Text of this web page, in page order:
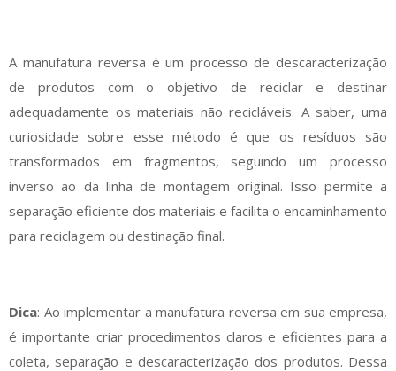
A manufatura reversa é um processo de descaracterização
de produtos com o objetivo de reciclar e destinar
adequadamente os materiais não recicláveis. A saber, uma
curiosidade sobre esse método é que os resíduos são
transformados em fragmentos, seguindo um processo
inverso ao da linha de montagem original. Isso permite a
separação eficiente dos materiais e facilita o encaminhamento
para reciclagem ou destinação final.
Dica: Ao implementar a manufatura reversa em sua empresa,
é importante criar procedimentos claros e eficientes para a
coleta, separação e descaracterização dos produtos. Dessa